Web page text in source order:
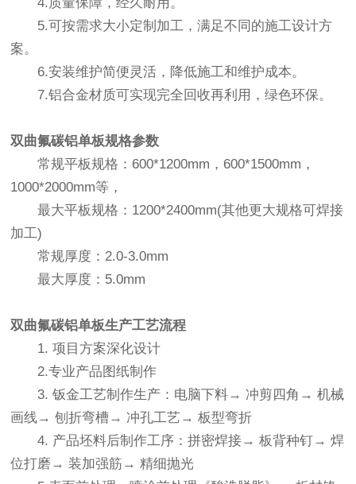
5.可按需求大小定制加工，满足不同的施工设计方
案。
6.安装维护简便灵活，降低施工和维护成本。
7.铝合金材质可实现完全回收再利用，绿色环保。
双曲氟碳铝单板规格参数
常规平板规格：600*1200mm，600*1500mm，
1000*2000mm等，
最大平板规格：1200*2400mm(其他更大规格可焊接
加工)
常规厚度：2.0-3.0mm
最大厚度：5.0mm
双曲氟碳铝单板生产工艺流程
1. 项目方案深化设计
2.专业产品图纸制作
3. 钣金工艺制作生产：电脑下料→ 冲剪四角→ 机械
画线→ 刨折弯槽→ 冲孔工艺→ 板型弯折
4. 产品坯料后制作工序：拼密焊接→ 板背种钉→ 焊
位打磨→ 装加强筋→ 精细抛光